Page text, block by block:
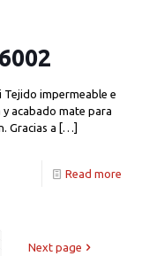
Tejido impermeable e
acabado mate para
Gracias a […]
Read more
Next page